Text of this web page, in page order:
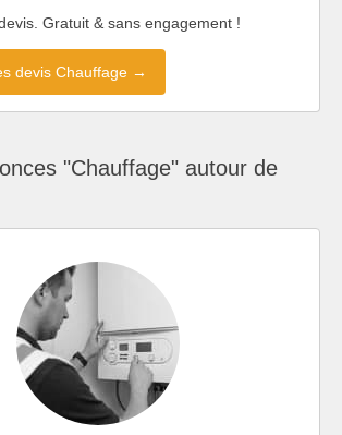
Gratuit & sans engagement !
devis Chauffage →
"Chauffage" autour de